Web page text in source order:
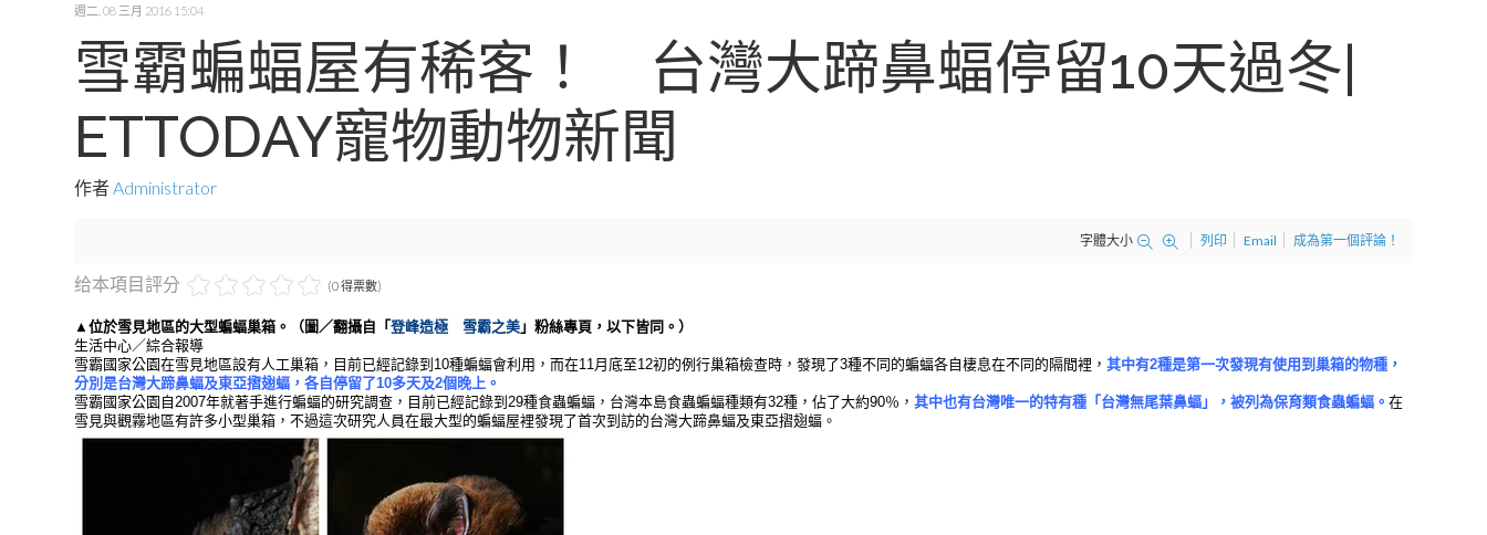
週二, 08 三月 2016 15:04
雪霸蝙蝠屋有稀客！ 台灣大蹄鼻蝠停留10天過冬|
ETTODAY寵物動物新聞
作者 Administrator
字體大小 列印 Email 成為第一個評論！
给本項目評分 (0 得票數)
▲位於雪見地區的大型蝙蝠巢箱。（圖／翻攝自「 登峰造極 雪霸之美 」粉絲專頁，以下皆同。）
生活中心／綜合報導
雪霸國家公園在雪見地區設有人工巢箱，目前已經記錄到10種蝙蝠會利用，而在11月底至12初的例行巢箱檢查時，發現了3種不同的蝙蝠各自棲息在不同的隔間裡， 其中有2種是第一次發現有使用到巢箱的物種，
分別是台灣大蹄鼻蝠及東亞摺翅蝠，各自停留了10多天及2個晚上。
雪霸國家公園自2007年就著手進行蝙蝠的研究調查，目前已經記錄到29種食蟲蝙蝠，台灣本島食蟲蝙蝠種類有32種，佔了大約90％， 其中也有台灣唯一的特有種「台灣無尾葉鼻蝠」，被列為保育類食蟲蝙蝠。 在
雪見與觀霧地區有許多小型巢箱，不過這次研究人員在最大型的蝙蝠屋裡發現了首次到訪的台灣大蹄鼻蝠及東亞摺翅蝠。